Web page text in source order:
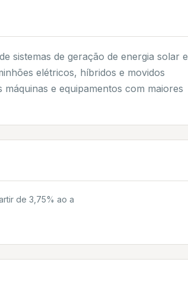
sistemas de geração de energia solar e
elétricos, híbridos e movidos
e equipamentos com maiores
de 3,75% ao a